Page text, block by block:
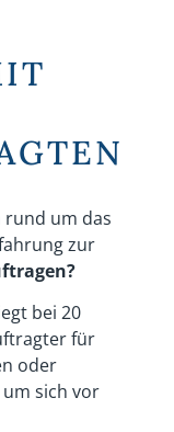
um das
zur
bei 20
für
oder
sich vor